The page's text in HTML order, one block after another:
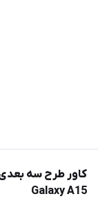
کاور طرح سه
Galaxy A15